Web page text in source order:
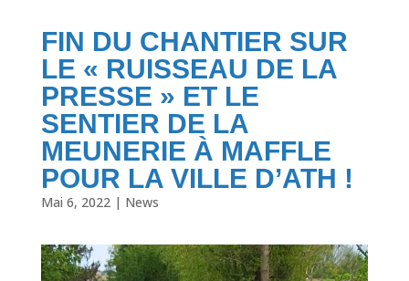
FIN DU CHANTIER SUR
LE « RUISSEAU DE LA
PRESSE » ET LE
SENTIER DE LA
MEUNERIE À MAFFLE
POUR LA VILLE D’ATH !
Mai 6, 2022| News